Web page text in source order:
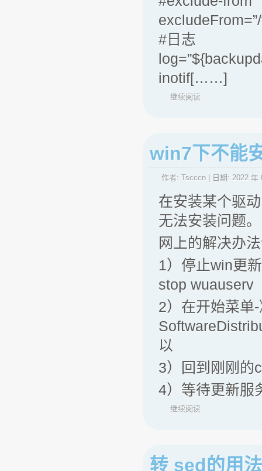
#日志
inotif[……]
继续阅读
win7下不能
作者: Tscccn | 日期: 2022 年
在安装某个驱
无法安装问题。
网上的解决办
1）停止win更
stop wuauserv
2）在开始菜单
以
3）回到刚刚的
4）等待更新
继续阅读
转 sed的用法